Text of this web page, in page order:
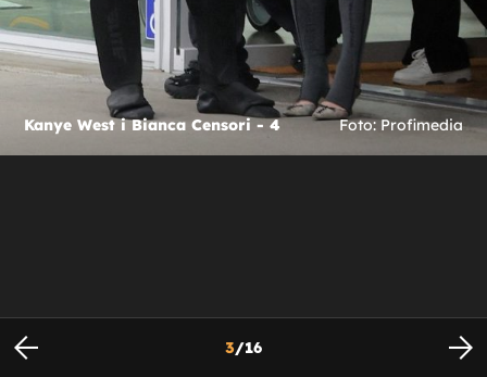
Kanye West i Bianca Censori - 4 Foto: Profimedia
3/16